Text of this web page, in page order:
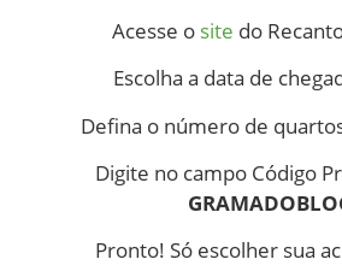
Acesse o site do
Escolha a data de
Defina o número de
Digite no campo Código
Pronto! Só escolher sua